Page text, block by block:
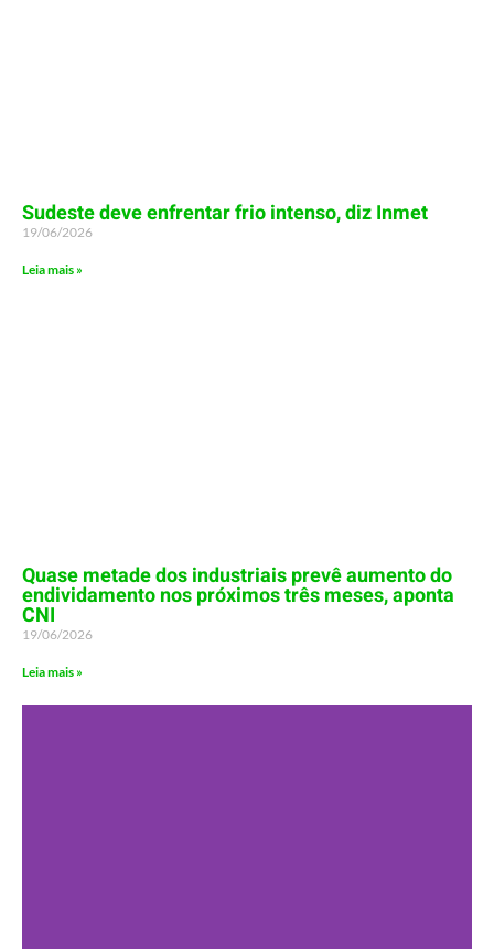
Sudeste deve enfrentar frio intenso, diz Inmet
19/06/2026
Leia mais »
Quase metade dos industriais prevê aumento do
endividamento nos próximos três meses, aponta
CNI
19/06/2026
Leia mais »